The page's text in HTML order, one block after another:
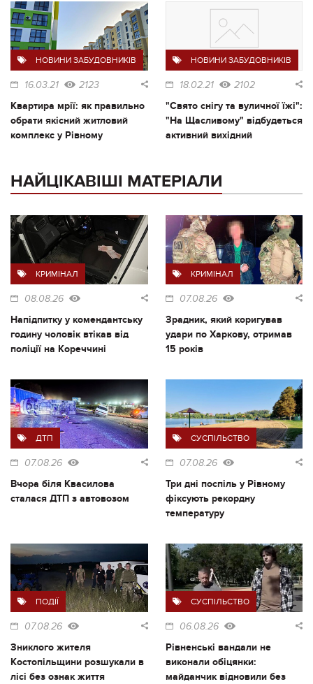
НОВИНИ ЗАБУДОВНИКІВ
16.03.21 2123
Квартира мрії: як правильно
обрати якісний житловий
комплекс у Рівному
НОВИНИ ЗАБУДОВНИКІВ
18.02.21 2102
"Свято снігу та вуличної їжі":
"На Щасливому" відбудеться
активний вихідний
НАЙЦІКАВІШІ МАТЕРІАЛИ
КРИМІНАЛ
08.08.26
Напідпитку у комендантську
годину чоловік втікав від
поліції на Кореччині
КРИМІНАЛ
07.08.26
Зрадник, який коригував
удари по Харкову, отримав
15 років
ДТП
07.08.26
Вчора біля Квасилова
сталася ДТП з автовозом
СУСПІЛЬСТВО
07.08.26
Три дні поспіль у Рівному
фіксують рекордну
температуру
ПОДІЇ
07.08.26
Зниклого жителя
Костопільщини розшукали в
лісі без ознак життя
СУСПІЛЬСТВО
06.08.26
Рівненські вандали не
виконали обіцянки:
майданчик відновили без